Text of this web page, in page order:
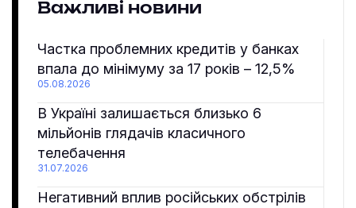
Важливі новини
Частка проблемних кредитів у банках
впала до мінімуму за 17 років – 12,5%
05.08.2026
В Україні залишається близько 6
мільйонів глядачів класичного
телебачення
31.07.2026
Негативний вплив російських обстрілів